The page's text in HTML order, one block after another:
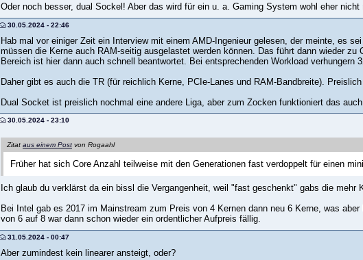
Oder noch besser, dual Sockel! Aber das wird für ein u. a. Gaming System wohl eher nicht
30.05.2024 - 22:46
Hab mal vor einiger Zeit ein Interview mit einem AMD-Ingenieur gelesen, der meinte, es
müssen die Kerne auch RAM-seitig ausgelastet werden können. Das führt dann wieder
Bereich ist hier dann auch schnell beantwortet. Bei entsprechenden Workload verhungern
Daher gibt es auch die TR (für reichlich Kerne, PCIe-Lanes und RAM-Bandbreite).
Dual Socket ist preislich nochmal eine andere Liga, aber zum Zocken funktioniert das
30.05.2024 - 23:10
Zitat aus einem Post von Rogaahl
Früher hat sich Core Anzahl teilweise mit den Generationen fast verdoppelt für einen
Ich glaub du verklärst da ein bissl die Vergangenheit, weil "fast geschenkt" gabs die mehr
Bei Intel gab es 2017 im Mainstream zum Preis von 4 Kernen dann neu 6 Kerne, was
von 6 auf 8 war dann schon wieder ein ordentlicher Aufpreis fällig.
31.05.2024 - 00:47
Aber zumindest kein linearer ansteigt, oder?